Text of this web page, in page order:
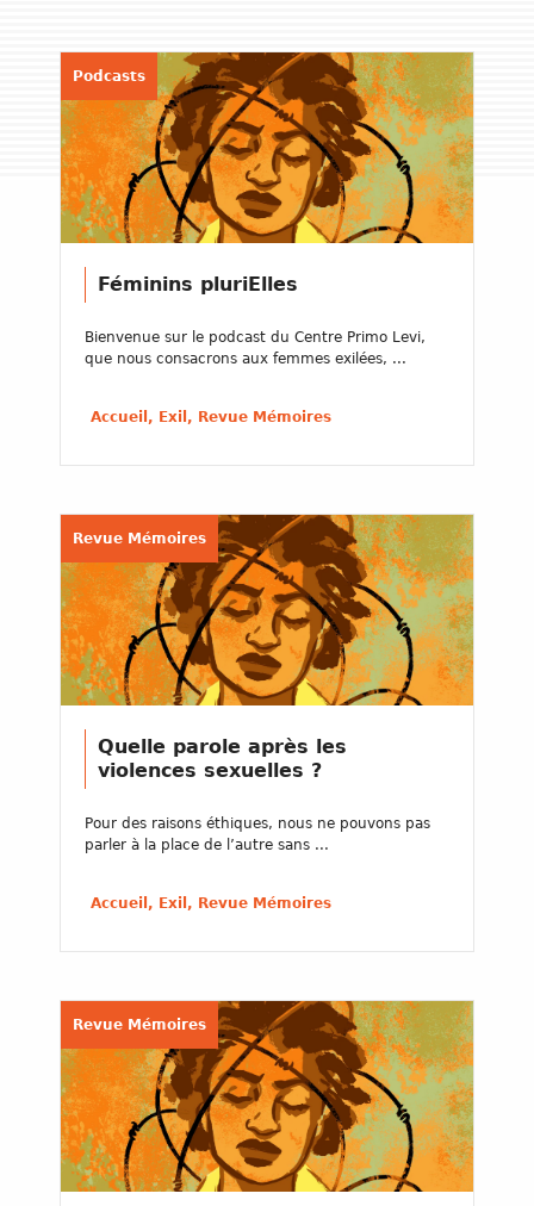
Podcasts
Féminins pluriElles
Bienvenue sur le podcast du Centre Primo Levi,
que nous consacrons aux femmes exilées, ...
Accueil, Exil, Revue Mémoires
Revue Mémoires
Quelle parole après les
violences sexuelles ?
Pour des raisons éthiques, nous ne pouvons pas
parler à la place de l’autre sans ...
Accueil, Exil, Revue Mémoires
Revue Mémoires